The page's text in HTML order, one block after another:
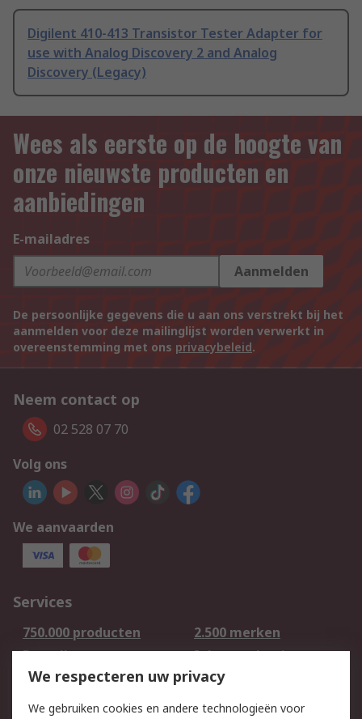
Digilent 410-413 Transistor Tester Adapter for
use with Analog Discovery 2 and Analog
Discovery (Legacy)
Wees als eerste op de hoogte van
onze nieuwste producten en
aanbiedingen
E-mailadres
Aanmelden
De persoonlijke gegevens die u aan ons verstrekt bij het
aanmelden voor deze mailinglijst worden verwerkt in
overeenstemming met ons privacybeleid.
Neem contact op
02 528 07 70
Volg ons
We aanvaarden
Services
750.000 producten
2.500 merken
Bestellen
Inkoopoplossingen
Retouren
Technisch advies
Track & Trace
We respecteren uw privacy
We gebruiken cookies en andere technologieën voor